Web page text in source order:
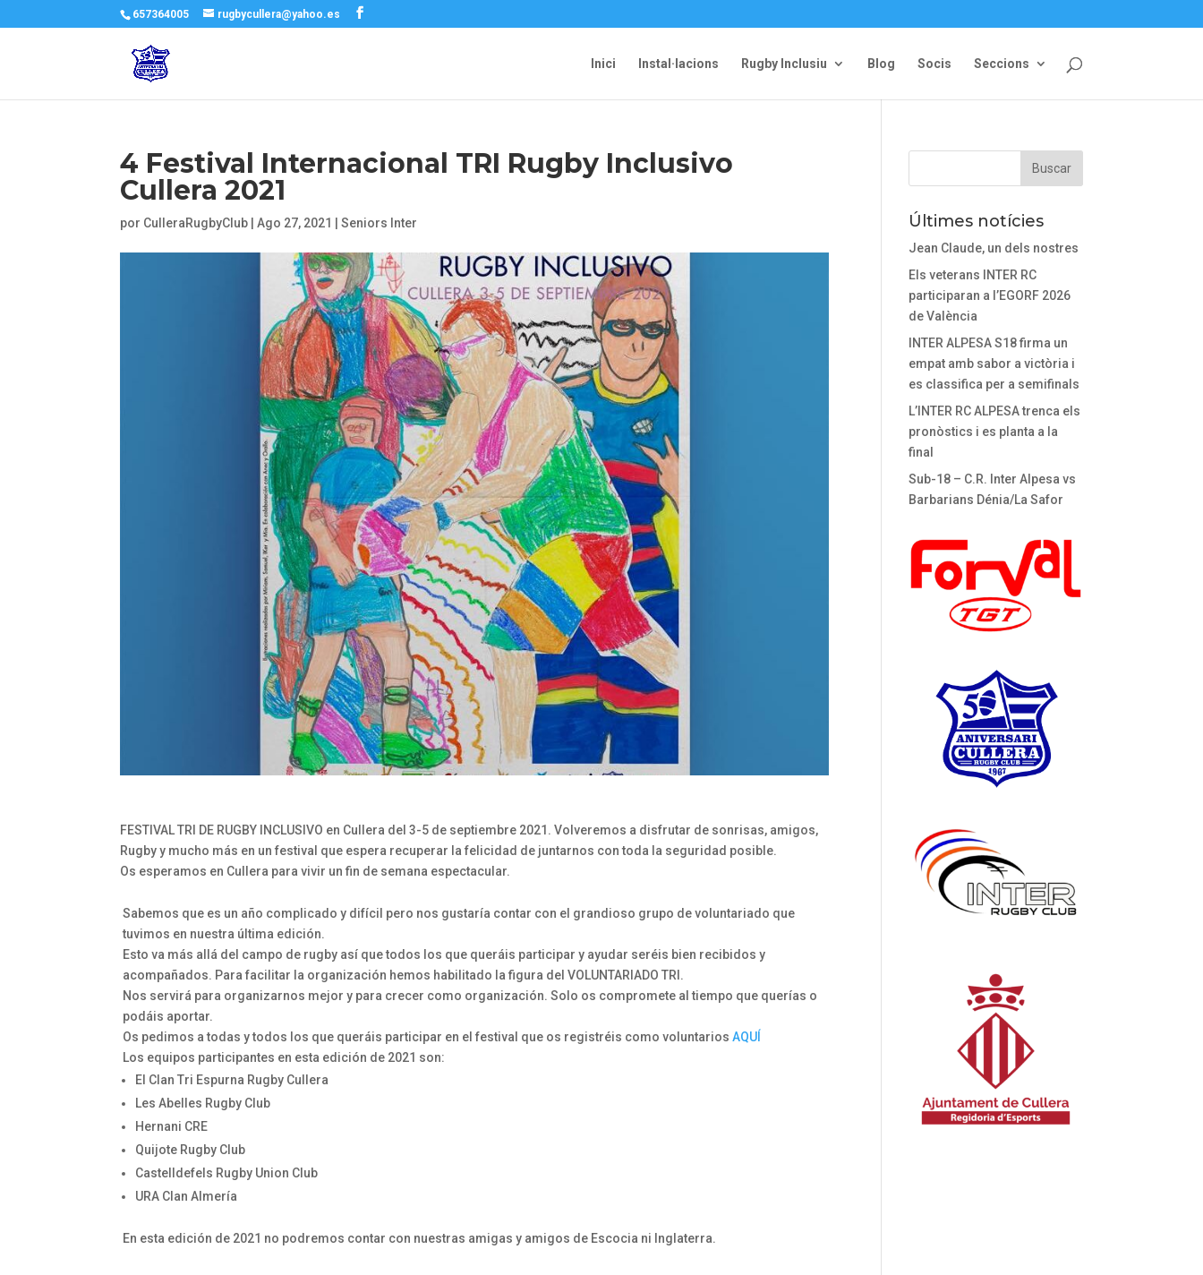
657364005 rugbycullera@yahoo.es
Inici Instal·lacions Rugby Inclusiu Blog Socis Seccions
4 Festival Internacional TRI Rugby Inclusivo
Cullera 2021
por CulleraRugbyClub |Ago 27, 2021 |Seniors Inter
FESTIVAL TRI DE RUGBY INCLUSIVO en Cullera del 3-5 de septiembre 2021. Volveremos a disfrutar de sonrisas, amigos,
Rugby y mucho más en un festival que espera recuperar la felicidad de juntarnos con toda la seguridad posible.
Os esperamos en Cullera para vivir un fin de semana espectacular.
Sabemos que es un año complicado y difícil pero nos gustaría contar con el grandioso grupo de voluntariado que
tuvimos en nuestra última edición.
Esto va más allá del campo de rugby así que todos los que queráis participar y ayudar seréis bien recibidos y
acompañados. Para facilitar la organización hemos habilitado la figura del VOLUNTARIADO TRI.
Nos servirá para organizarnos mejor y para crecer como organización. Solo os compromete al tiempo que querías o
podáis aportar.
Os pedimos a todas y todos los que queráis participar en el festival que os registréis como voluntariosAQUÍ
Los equipos participantes en esta edición de 2021 son:
El Clan Tri Espurna Rugby Cullera
Les Abelles Rugby Club
Hernani CRE
Quijote Rugby Club
Castelldefels Rugby Union Club
URA Clan Almería
En esta edición de 2021 no podremos contar con nuestras amigas y amigos de Escocia ni Inglaterra.
Últimes notícies
Jean Claude, un dels nostres
Els veterans INTER RC
participaran a l’EGORF 2026
de València
INTER ALPESA S18 firma un
empat amb sabor a victòria i
es classifica per a semifinals
L’INTER RC ALPESA trenca els
pronòstics i es planta a la
final
Sub-18 – C.R. Inter Alpesa vs
Barbarians Dénia/La Safor